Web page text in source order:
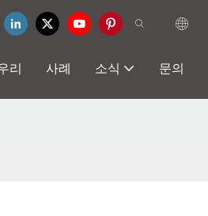
리 사례 소식 문의